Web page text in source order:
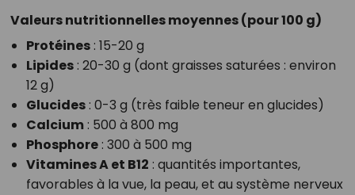
Valeurs nutritionnelles moyennes (pour 100 g)
Protéines: 15-20 g
Lipides: 20-30 g (dont graisses saturées : environ
12 g)
Glucides: 0-3 g (très faible teneur en glucides)
Calcium: 500 à 800 mg
Phosphore: 300 à 500 mg
Vitamines A et B12 : quantités importantes,
favorables à la vue, la peau, et au système nerveux